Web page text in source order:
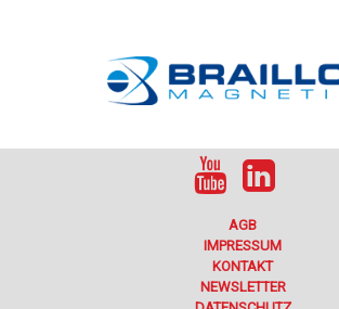
AGB
IMPRESSUM
KONTAKT
NEWSLETTER